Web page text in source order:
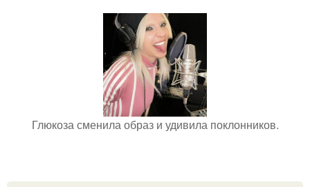
Глюкоза сменила образ и удивила поклонников.